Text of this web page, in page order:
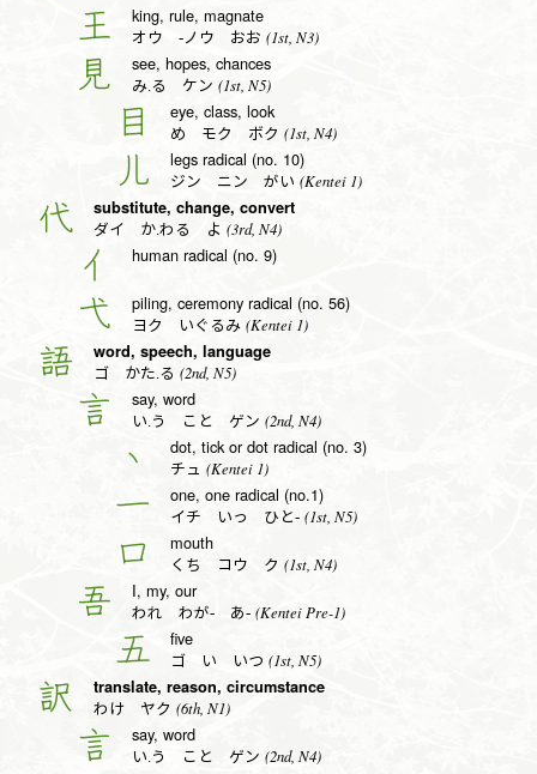
王 king, rule, magnate
オウ -ノウ おお (1st, N3)
見 see, hopes, chances
み.る ケン (1st, N5)
目 eye, class, look
め モク ボク (1st, N4)
儿 legs radical (no. 10)
ジン ニン がい (Kentei 1)
代 substitute, change, convert
ダイ か.わる よ (3rd, N4)
亻 human radical (no. 9)
弋 piling, ceremony radical (no. 56)
ヨク いぐるみ (Kentei 1)
語 word, speech, language
ゴ かた.る (2nd, N5)
言 say, word
い.う こと ゲン (2nd, N4)
丶 dot, tick or dot radical (no. 3)
チュ (Kentei 1)
一 one, one radical (no.1)
イチ いっ ひと- (1st, N5)
口 mouth
くち コウ ク (1st, N4)
吾 I, my, our
われ わが- あ- (Kentei Pre-1)
五 five
ゴ い いつ (1st, N5)
訳 translate, reason, circumstance
わけ ヤク (6th, N1)
言 say, word
い.う こと ゲン (2nd, N4)